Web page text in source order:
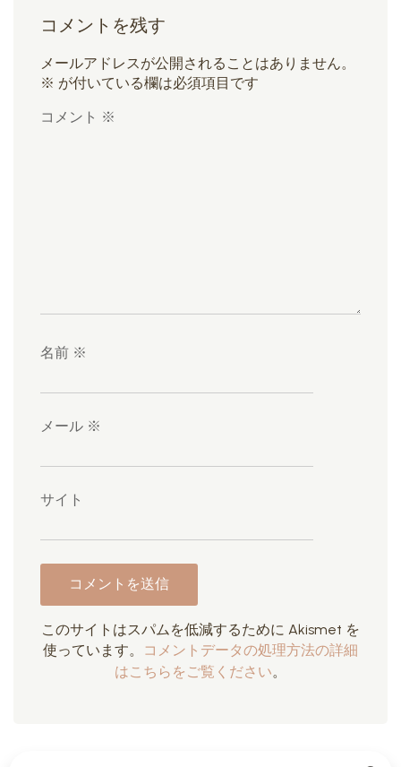
コメントを残す
メールアドレスが公開されることはありません。
※ が付いている欄は必須項目です
コメント ※
名前 ※
メール ※
サイト
このサイトはスパムを低減するために Akismet を
使っています。
コメントデータの処理方法の詳細
はこちらをご覧ください。